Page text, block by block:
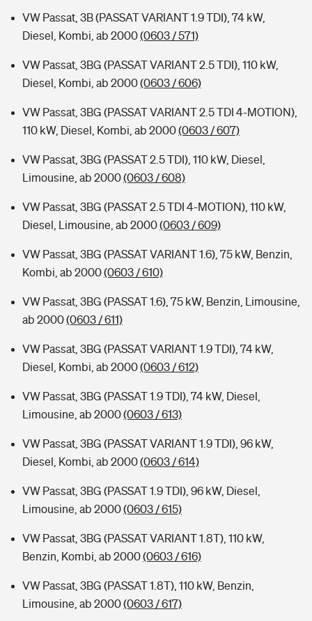
VW Passat, 3B (PASSAT VARIANT 1.9 TDI), 74 kW,
Diesel, Kombi, ab 2000(0603 / 571)
VW Passat, 3BG (PASSAT VARIANT 2.5 TDI), 110 kW,
Diesel, Kombi, ab 2000(0603 / 606)
VW Passat, 3BG (PASSAT VARIANT 2.5 TDI 4-MOTION),
110 kW, Diesel, Kombi, ab 2000(0603 / 607)
VW Passat, 3BG (PASSAT 2.5 TDI), 110 kW, Diesel,
Limousine, ab 2000(0603 / 608)
VW Passat, 3BG (PASSAT 2.5 TDI 4-MOTION), 110 kW,
Diesel, Limousine, ab 2000(0603 / 609)
VW Passat, 3BG (PASSAT VARIANT 1.6), 75 kW, Benzin,
Kombi, ab 2000(0603 / 610)
VW Passat, 3BG (PASSAT 1.6), 75 kW, Benzin, Limousine,
ab 2000(0603 / 611)
VW Passat, 3BG (PASSAT VARIANT 1.9 TDI), 74 kW,
Diesel, Kombi, ab 2000(0603 / 612)
VW Passat, 3BG (PASSAT 1.9 TDI), 74 kW, Diesel,
Limousine, ab 2000(0603 / 613)
VW Passat, 3BG (PASSAT VARIANT 1.9 TDI), 96 kW,
Diesel, Kombi, ab 2000(0603 / 614)
VW Passat, 3BG (PASSAT 1.9 TDI), 96 kW, Diesel,
Limousine, ab 2000(0603 / 615)
VW Passat, 3BG (PASSAT VARIANT 1.8T), 110 kW,
Benzin, Kombi, ab 2000(0603 / 616)
VW Passat, 3BG (PASSAT 1.8T), 110 kW, Benzin,
Limousine, ab 2000(0603 / 617)